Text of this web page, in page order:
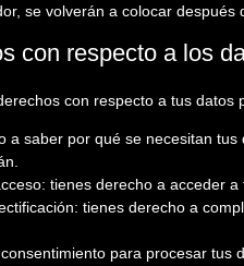
se volverán a colocar
con respecto a los
con respecto a tus datos
a saber por qué se necesitan
tienes derecho a acceder
tienes derecho a
para procesar tus